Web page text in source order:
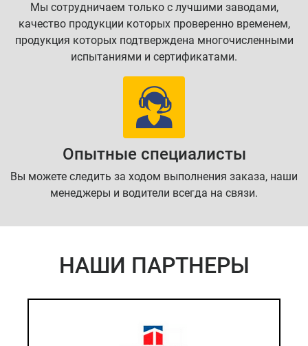
Мы сотрудничаем только с лучшими заводами,
качество продукции которых проверенно временем,
продукция которых подтверждена многочисленными
испытаниями и сертификатами.
Опытные специалисты
Вы можете следить за ходом выполнения заказа, наши
менеджеры и водители всегда на связи.
НАШИ ПАРТНЕРЫ